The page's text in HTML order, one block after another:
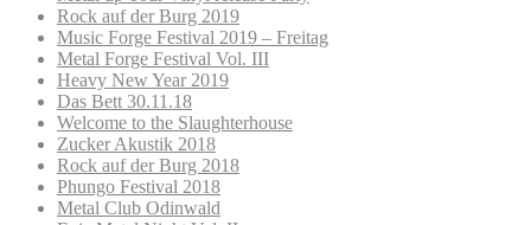
Rock auf der Burg 2019
Music Forge Festival 2019 – Freitag
Metal Forge Festival Vol. III
Heavy New Year 2019
Das Bett 30.11.18
Welcome to the Slaughterhouse
Zucker Akustik 2018
Rock auf der Burg 2018
Phungo Festival 2018
Metal Club Odinwald